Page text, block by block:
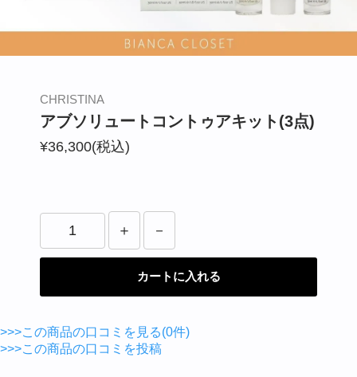
CHRISTINA
アブソリュートコントゥアキット(3点)
¥36,300(税込)
カートに入れる
>>>この商品の口コミを見る(0件)
>>>この商品の口コミを投稿